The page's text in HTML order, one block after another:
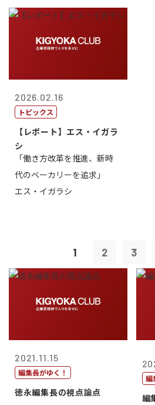
2026.02.16
トピックス
【レポート】エス・イガラ
シ
「働き方改革を推進、新時
代のベーカリーを追求」
エス・イガラシ
1 2 3
2021.11.15
編集長がゆく！
徳永編集長の視点論点
編
編